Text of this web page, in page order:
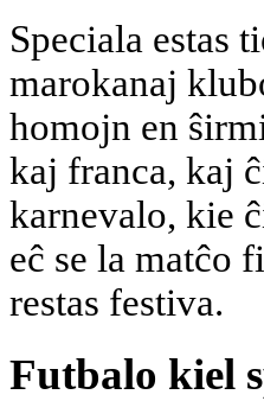
Speciala estas
marokanaj
homojn en
kaj franca, kaj
karnevalo, kie
eĉ se la matĉo
restas festiva.
Futbalo kiel